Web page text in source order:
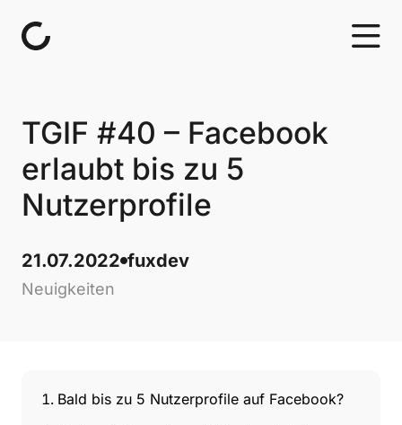
TGIF #40 – Facebook
erlaubt bis zu 5
Nutzerprofile
21.07.2022 fuxdev
Neuigkeiten
Bald bis zu 5 Nutzerprofile auf Facebook?